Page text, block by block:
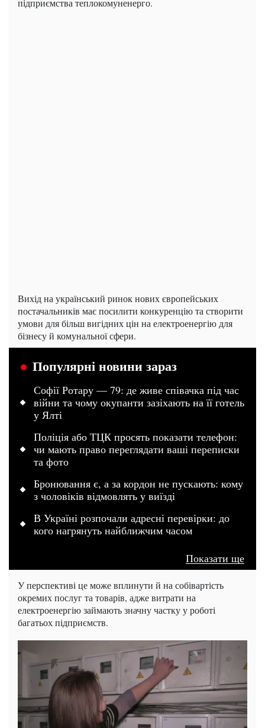
Вихід на український ринок нових європейських
постачальників має посилити конкуренцію та створити
умови для більш вигідних цін на електроенергію для
бізнесу й комунальної сфери.
Популярні новини зараз
Софії Ротару — 79: де живе співачка під час
війни та чому окупанти зазіхають на її готель
у Ялті
Поліція або ТЦК просять показати телефон:
чи мають право переглядати ваші переписки
та фото
Бронювання є, а за кордон не пускають: кому
з чоловіків відмовлять у виїзді
В Україні розпочали адресні перевірки: до
кого нагрянуть найближчим часом
Показати ще
У перспективі це може вплинути й на собівартість
окремих послуг та товарів, адже витрати на
електроенергію займають значну частку у роботі
багатьох підприємств.